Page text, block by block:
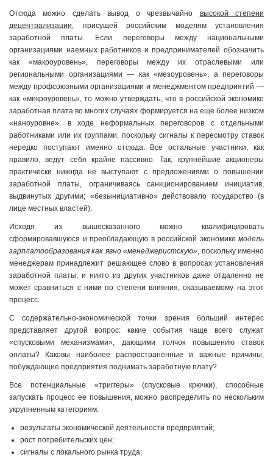
Отсюда можно сделать вывод о чрезвычайно высокой степени
децентрализации, присущей российским моделям установления
заработной платы. Если переговоры между национальными
организациями наемных работников и предпринимателей обозначить
как «макроуровень», переговоры между их отраслевыми или
региональными организациями — как «мезоуровень», а переговоры
между профсоюзными организациями и менеджментом предприятий —
как «микроуровень», то можно утверждать, что в российской экономике
заработная плата во многих случаях формируется на еще более низком
«наноуровне»: в ходе неформальных переговоров с отдельными
работниками или их группами, поскольку сигналы к пересмотру ставок
нередко поступают именно отсюда. Все остальные участники, как
правило, ведут себя крайне пассивно. Так, крупнейшие акционеры
практически никогда не выступают с предложениями о повышении
заработной платы, ограничиваясь санкционированием инициатив,
выдвинутых другими; «безынициативно» действовало государство (в
лице местных властей).
Исходя из вышесказанного можно квалифицировать
сформировавшуюся и преобладающую в российской экономике модель
зарплатообразования как явно «менеджеристскую», поскольку именно
менеджерам принадлежит решающее слово в вопросах установления
заработной платы, и никто из других участников даже отдаленно не
может сравниться с ними по степени влияния, оказываемому на этот
процесс.
С содержательно-экономической точки зрения больший интерес
представляет другой вопрос: какие события чаще всего служат
«спусковыми механизмами», дающими толчок повышению ставок
оплаты? Каковы наиболее распространенные и важные причины,
побуждающие предприятия поднимать заработную плату?
Все потенциальные «триггеры» (спусковые крючки), способные
запускать процесс ее повышения, можно распределить по нескольким
укрупненным категориям:
результаты экономической деятельности предприятий;
рост потребительских цен;
сигналы с локального рынка труда;